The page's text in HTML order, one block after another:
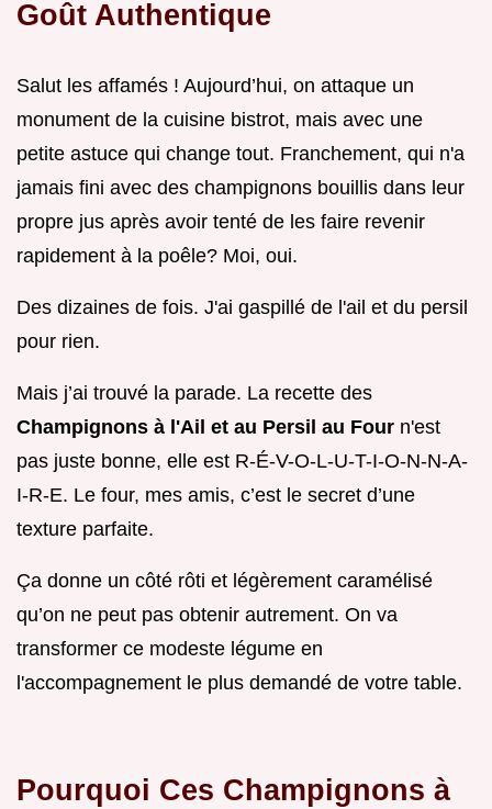
Goût Authentique
Salut les affamés ! Aujourd’hui, on attaque un
monument de la cuisine bistrot, mais avec une
petite astuce qui change tout. Franchement, qui n'a
jamais fini avec des champignons bouillis dans leur
propre jus après avoir tenté de les faire revenir
rapidement à la poêle? Moi, oui.
Des dizaines de fois. J'ai gaspillé de l'ail et du persil
pour rien.
Mais j’ai trouvé la parade. La recette des
Champignons à l'Ail et au Persil au Four n'est
pas juste bonne, elle est R-É-V-O-L-U-T-I-O-N-N-A-
I-R-E. Le four, mes amis, c’est le secret d’une
texture parfaite.
Ça donne un côté rôti et légèrement caramélisé
qu’on ne peut pas obtenir autrement. On va
transformer ce modeste légume en
l'accompagnement le plus demandé de votre table.
Pourquoi Ces Champignons à